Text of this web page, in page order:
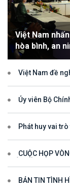
Việt Nam
hòa bình, an
không
Việt Nam đề
phán đối với vùng
ven biển
Ủy viên Bộ
Phát huy vai
CUỘC HỌP
TRIỂN
BẢN TIN TÌNH